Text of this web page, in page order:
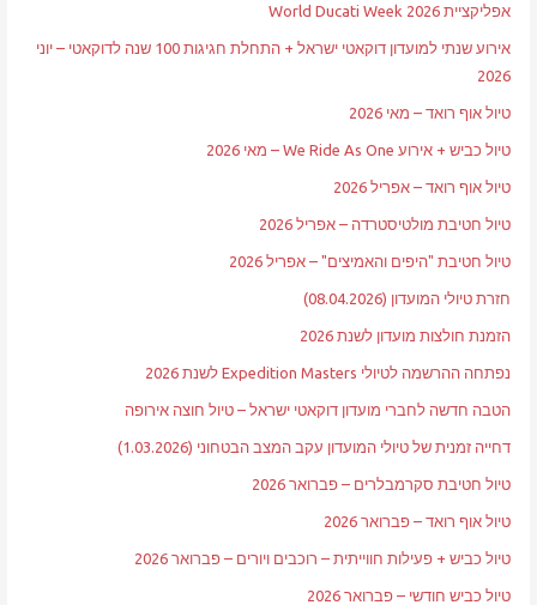
אפליקציית World Ducati Week 2026
אירוע שנתי למועדון דוקאטי ישראל + התחלת חגיגות 100 שנה לדוקאטי – יוני
2026
טיול אוף רואד – מאי 2026
טיול כביש + אירוע We Ride As One – מאי 2026
טיול אוף רואד – אפריל 2026
טיול חטיבת מולטיסטרדה – אפריל 2026
טיול חטיבת "היפים והאמיצים" – אפריל 2026
חזרת טיולי המועדון (08.04.2026)
הזמנת חולצות מועדון לשנת 2026
נפתחה ההרשמה לטיולי Expedition Masters לשנת 2026
הטבה חדשה לחברי מועדון דוקאטי ישראל – טיול חוצה אירופה
דחייה זמנית של טיולי המועדון עקב המצב הבטחוני (1.03.2026)
טיול חטיבת סקרמבלרים – פברואר 2026
טיול אוף רואד – פברואר 2026
טיול כביש + פעילות חווייתית – רוכבים ויורים – פברואר 2026
טיול כביש חודשי – פברואר 2026